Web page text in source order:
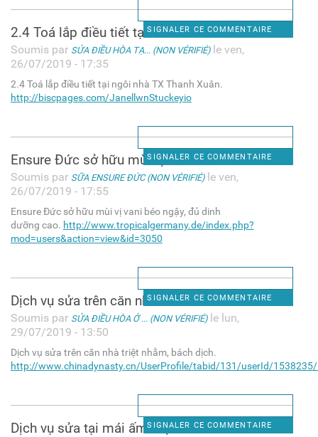
SIGNALER CE COMMENTAIRE
2.4 Toá lắp điều tiết tại
Soumis par SỬA ĐIỀU HÒA TẠ... (NON VÉRIFIÉ)le ven,
26/07/2019 - 17:35
2.4 Toá lắp điều tiết tại ngôi nhà TX Thanh Xuân.
http://biscpages.com/JanellwnStuckeyio
SIGNALER CE COMMENTAIRE
Ensure Đức sở hữu mùi vị vani
Soumis par SỮA ENSURE ĐỨC (NON VÉRIFIÉ)le ven,
26/07/2019 - 17:55
Ensure Đức sở hữu mùi vị vani béo ngậy, đủ dinh
dưỡng cao. http://www.tropicalgermany.de/index.php?
mod=users&action=view&id=3050
SIGNALER CE COMMENTAIRE
Dịch vụ sửa trên căn nhà
Soumis par SỬA ĐIỀU HÒA Ở ... (NON VÉRIFIÉ)le lun,
29/07/2019 - 13:50
Dịch vụ sửa trên căn nhà triệt nhằm, bách dịch.
http://www.chinadynasty.cn/UserProfile/tabid/131/userId/
SIGNALER CE COMMENTAIRE
Dịch vụ sửa tại mái ấm triệt